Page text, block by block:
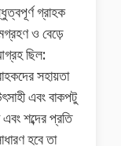
গ্রাহক
ও বেড়ে
ছিল:
সহায়তা
এবং বাকপটু
শব্দের প্রতি
হবে তা